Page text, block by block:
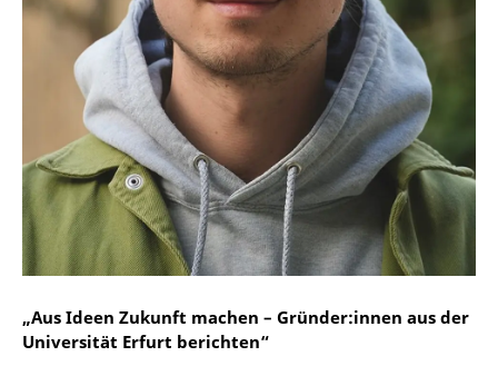
„Aus Ideen Zukunft machen – Gründer:innen aus der
Universität Erfurt berichten“